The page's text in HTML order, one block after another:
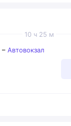
10 ч 25 м
– Автовокзал